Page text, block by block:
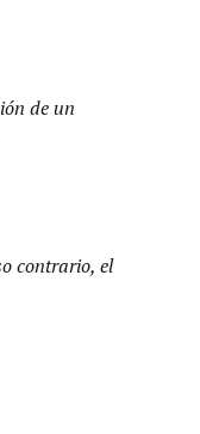
de un
contrario, el